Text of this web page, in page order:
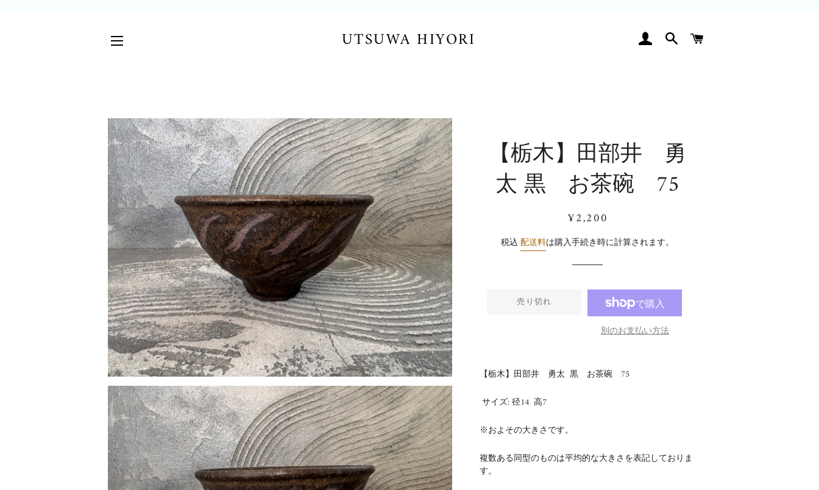
UTSUWA HIYORI ログイン検索
【栃木】田部井 勇
太 黒 お茶碗 75
通
価
販
価
¥2,200
税込配送料は購入手続き時に計算されます。
売り切れ
別のお支払い方法
【栃木】田部井 勇太 黒お茶碗 75
サイズ:径14 高7
※およその大きさです。
複数ある同型のものは平均的な大きさを表記しておりま
す。